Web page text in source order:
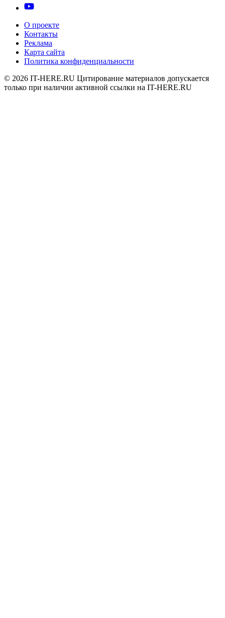
О проекте
Контакты
Реклама
Карта сайта
Политика конфиденциальности
© 2026 IT-HERE.RU Цитирование материалов допускается
только при наличии активной ссылки на IT-HERE.RU